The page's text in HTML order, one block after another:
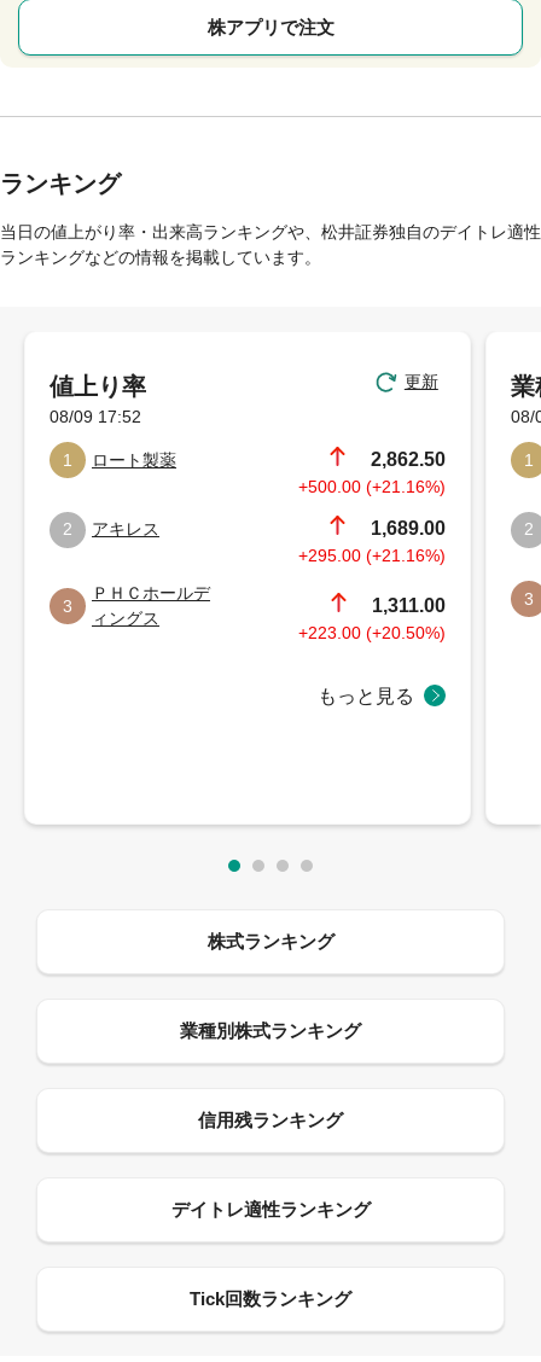
株アプリで注文
ランキング
当日の値上がり率・出来高ランキングや、松井証券独自のデイトレ適性
ランキングなどの情報を掲載しています。